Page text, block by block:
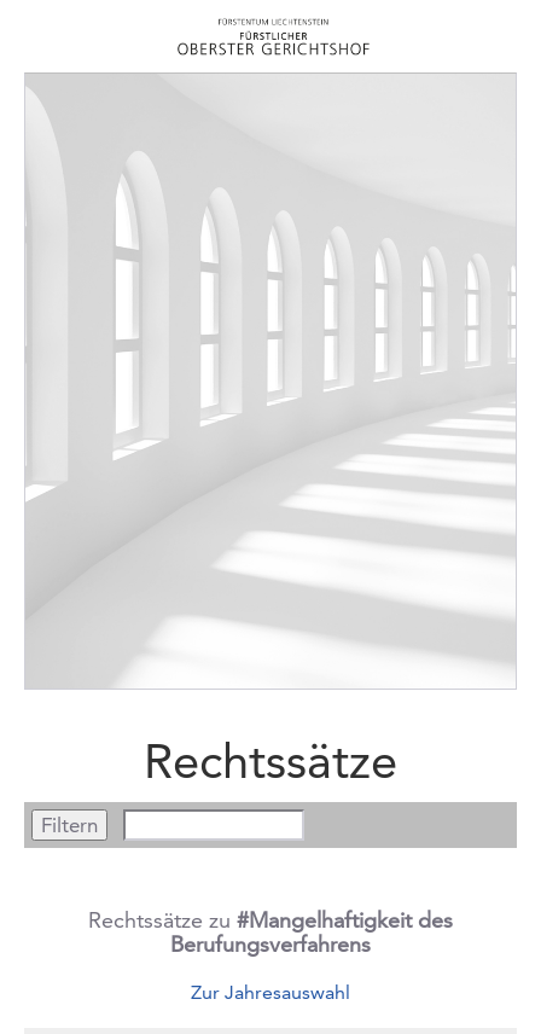
Rechtssätze
Rechtssätze zu #Mangelhaftigkeit des
Berufungsverfahrens
Zur Jahresauswahl